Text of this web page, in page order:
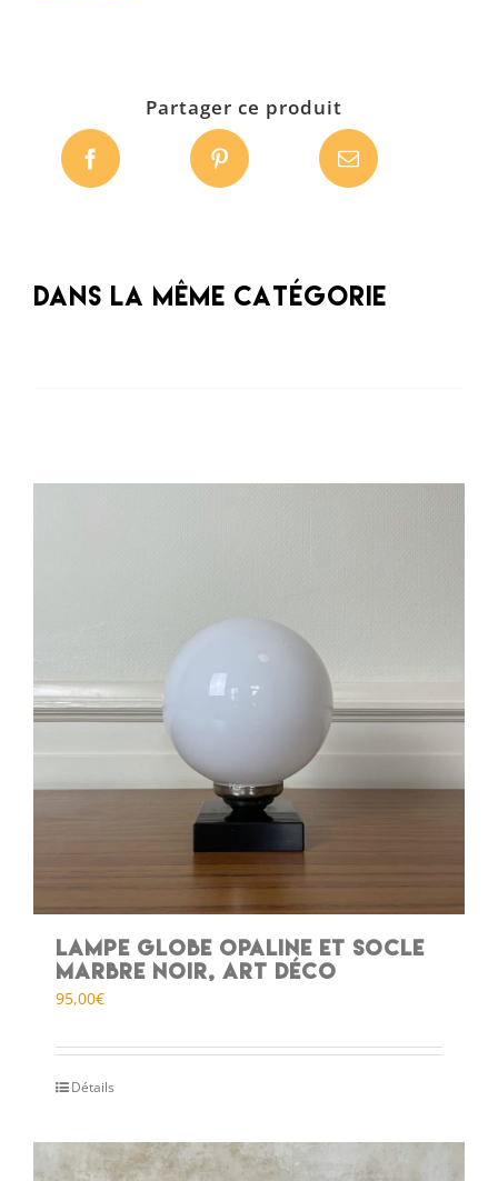
Partager ce produit
Dans la même catégorie
Lampe globe opaline et socle
marbre noir, art déco
95,00€
Détails